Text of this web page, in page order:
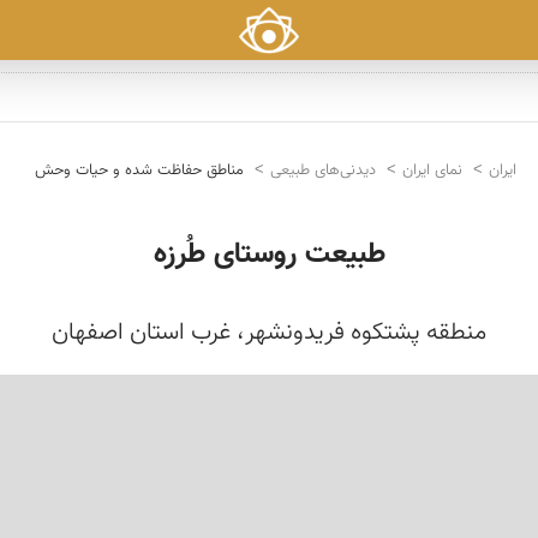
ایران نمای ایران دیدنی‌های طبیعی مناطق حفاظت شده و حیات وحش
طبیعت روستای طُرزه
منطقه پشتکوه فریدونشهر، غرب استان اصفهان